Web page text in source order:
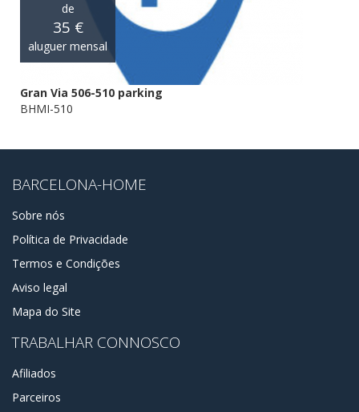
de
35 €
aluguer mensal
Gran Via 506-510 parking
BHMI-510
BARCELONA-HOME
Sobre nós
Política de Privacidade
Termos e Condições
Aviso legal
Mapa do Site
TRABALHAR CONNOSCO
Afiliados
Parceiros